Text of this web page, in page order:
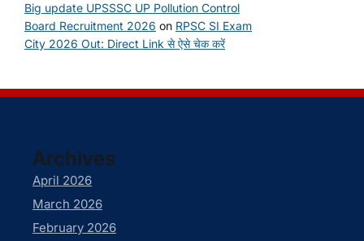
Big update UPSSSC UP Pollution Control
Board Recruitment 2026 on RPSC SI Exam
City 2026 Out: Direct Link से ऐसे चेक करें
Archives
April 2026
March 2026
February 2026